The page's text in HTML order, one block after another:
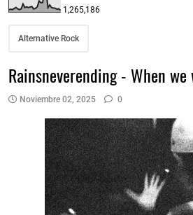
1,265,186
Alternative Rock
Rainsneverending - When we
Noviembre 02, 2025 0